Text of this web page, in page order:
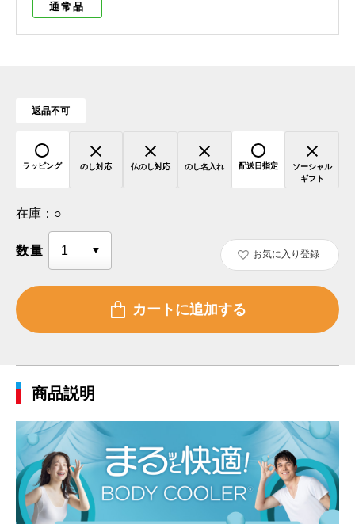
通常品
返品不可
ラッピング のし対応 仏のし対応 のし名入れ 配送日指定
ソーシャル
ギフト
在庫： ○
数量 お気に入り登録
商品説明